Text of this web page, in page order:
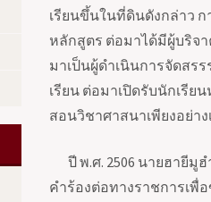
เรียนขึ้นในที่ดินดังกล่าว ก
หลักสูตร ต่อมาได้มีผู้บริจ
มาเป็นผู้ดำเนินการจัดสรร
เรียน ต่อมาเปิดรับนักเรีย
สอนวิชาศาสนาเพียงอย่าง
ปี พ.ศ. 2506 นายฮายีมูฮ
คำร้องต่อทางราชการเพื่